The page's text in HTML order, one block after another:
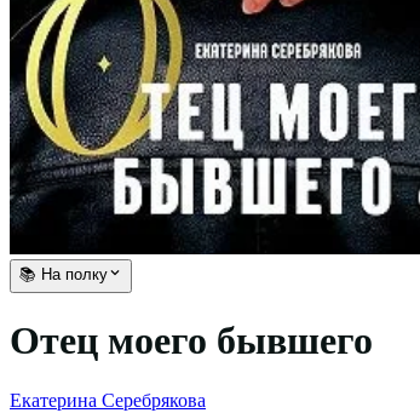
📚 На полку
Отец моего бывшего
Екатерина Серебрякова